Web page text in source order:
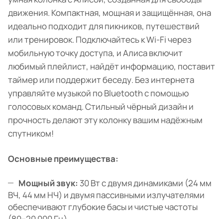
движения. Компактная, мощная и защищённая, она
идеально подходит для пикников, путешествий
или тренировок. Подключайтесь к Wi-Fi через
мобильную точку доступа, и Алиса включит
любимый плейлист, найдёт информацию, поставит
таймер или поддержит беседу. Без интернета
управляйте музыкой по Bluetooth с помощью
голосовых команд. Стильный чёрный дизайн и
прочность делают эту колонку вашим надёжным
спутником!
Основные преимущества:
Мощный звук: 30 Вт с двумя динамиками (24 мм
ВЧ, 44 мм НЧ) и двумя пассивными излучателями
обеспечивают глубокие басы и чистые частоты